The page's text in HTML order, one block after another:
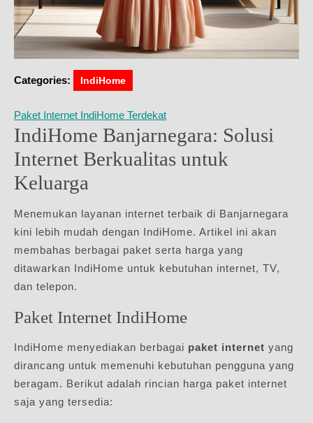
Categories: IndiHome
Paket Internet IndiHome Terdekat
IndiHome Banjarnegara: Solusi
Internet Berkualitas untuk
Keluarga
Menemukan layanan internet terbaik di Banjarnegara
kini lebih mudah dengan IndiHome. Artikel ini akan
membahas berbagai paket serta harga yang
ditawarkan IndiHome untuk kebutuhan internet, TV,
dan telepon.
Paket Internet IndiHome
IndiHome menyediakan berbagai paket internet yang
dirancang untuk memenuhi kebutuhan pengguna yang
beragam. Berikut adalah rincian harga paket internet
saja yang tersedia: